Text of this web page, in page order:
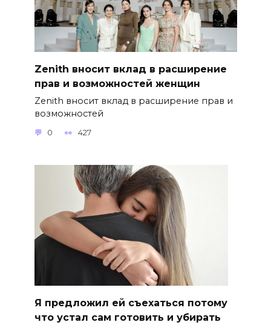
Zenith вносит вклад в расширение
прав и возможностей женщин
Zenith вносит вклад в расширение прав и
возможностей
0 427
Я предложил ей съехаться потому
что устал сам готовить и убирать